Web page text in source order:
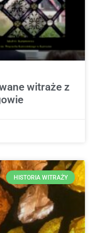
witraże z
HISTORIA WITRAŻY